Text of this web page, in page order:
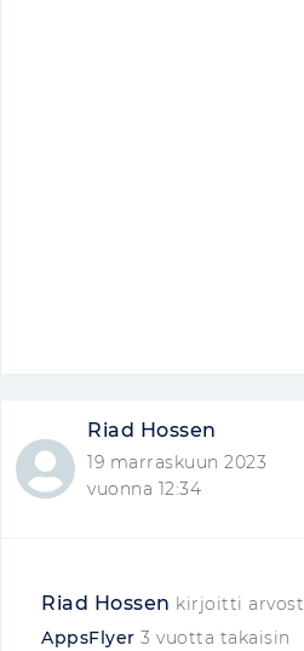
Riad Hossen
19 marraskuun 2023
vuonna 12:34
Riad Hossen kirjoitti
AppsFlyer 3 vuotta takaisin